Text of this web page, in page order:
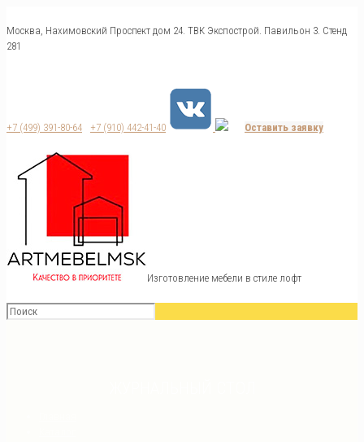
Москва, Нахимовский Проспект дом 24. ТВК Экспострой. Павильон 3. Стенд
281
+7 (499) 391-80-64 +7 (910) 442-41-40 Оставить заявку
Изготовление мебели в стиле лофт